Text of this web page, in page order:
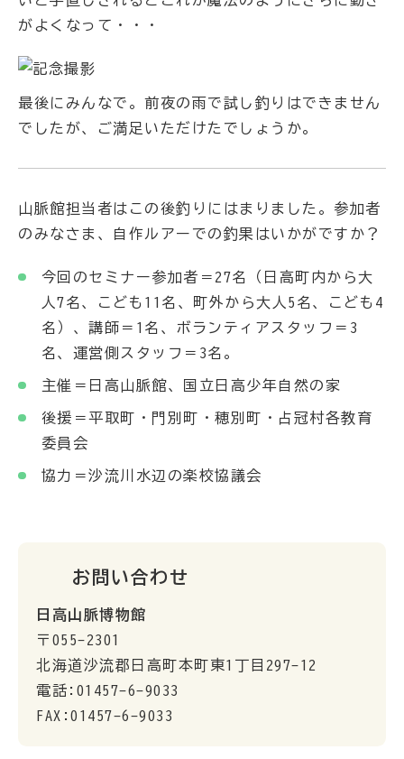
がよくなって・・・
最後にみんなで。前夜の雨で試し釣りはできません
でしたが、ご満足いただけたでしょうか。
山脈館担当者はこの後釣りにはまりました。参加者
のみなさま、自作ルアーでの釣果はいかがですか？
今回のセミナー参加者＝27名（日高町内から大
人7名、こども11名、町外から大人5名、こども4
名）、講師＝1名、ボランティアスタッフ＝3
名、運営側スタッフ＝3名。
主催＝日高山脈館、国立日高少年自然の家
後援＝平取町・門別町・穂別町・占冠村各教育
委員会
協力＝沙流川水辺の楽校協議会
お問い合わせ
日高山脈博物館
〒055-2301
北海道沙流郡日高町本町東1丁目297-12
電話:01457-6-9033
FAX:01457-6-9033